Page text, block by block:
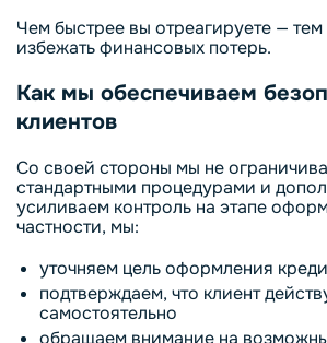
Чем быстрее вы отреагируете —
избежать финансовых потерь.
Как мы обеспечиваем
клиентов
Со своей стороны мы не
стандартными процедурами и
усиливаем контроль на этапе
частности, мы:
уточняем цель оформления
подтверждаем, что клиент
самостоятельно